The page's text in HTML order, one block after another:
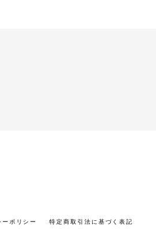
ポリシー 特定商取引法に基づく表記